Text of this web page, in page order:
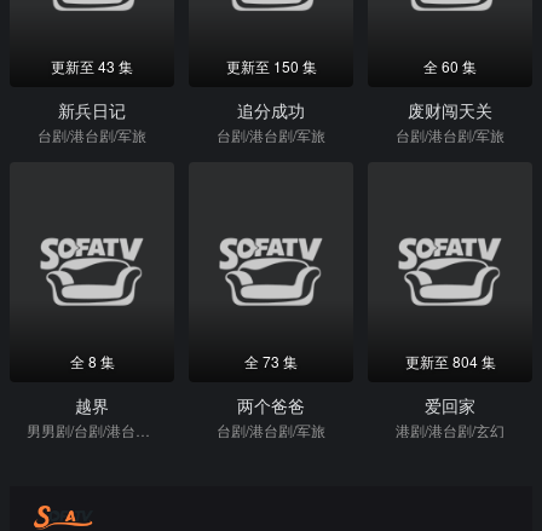
更新至 43 集
新兵日记
台剧/港台剧/军旅
更新至 150 集
追分成功
台剧/港台剧/军旅
全 60 集
废财闯天关
台剧/港台剧/军旅
全 8 集
越界
全 73 集
两个爸爸
台剧/港台剧/军旅
更新至 804 集
爱回家
港剧/港台剧/玄幻